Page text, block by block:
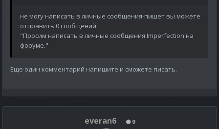
не могу написать в личные сообщения-пишет вы можете
отправить 0 сообщений.
"Просим написать в личные сообщения Imperfection на
форуме."
Еще один комментарий напишите и сможете писать.
everan6 0